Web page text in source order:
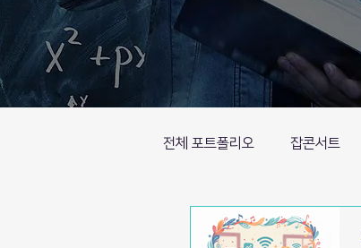
전체 포트폴리오 잡콘서트
특별프로그램